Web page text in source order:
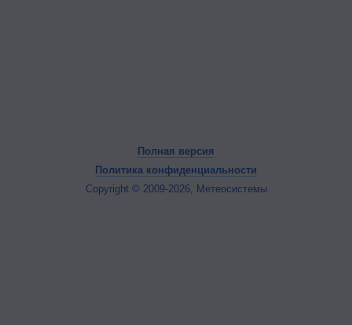
Полная версия
Политика конфиденциальности
Copyright © 2009-2026, Метеосистемы